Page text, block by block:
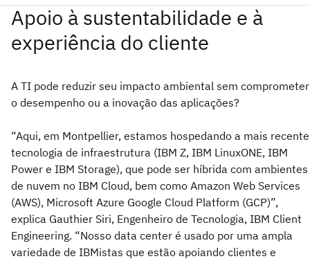
Apoio à sustentabilidade e à
experiência do cliente
A TI pode reduzir seu impacto ambiental sem comprometer
o desempenho ou a inovação das aplicações?
“Aqui, em Montpellier, estamos hospedando a mais recente
tecnologia de infraestrutura (IBM Z, IBM LinuxONE, IBM
Power e IBM Storage), que pode ser híbrida com ambientes
de nuvem no IBM Cloud, bem como Amazon Web Services
(AWS), Microsoft Azure Google Cloud Platform (GCP)”,
explica Gauthier Siri, Engenheiro de Tecnologia, IBM Client
Engineering. “Nosso data center é usado por uma ampla
variedade de IBMistas que estão apoiando clientes e